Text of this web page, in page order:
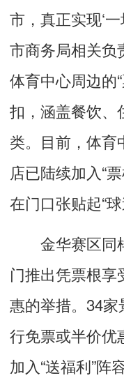
市，真正实现‘
市商务局相关负
体育中心周边的
扣，涵盖餐饮、
类。目前，体育
店已陆续加入“
在门口张贴起“球
金华赛区同样
门推出凭票根
惠的举措。34
行免票或半价优
加入“送福利”阵容